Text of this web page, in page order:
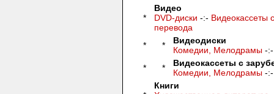
*
Видео
DVD-диски -:- Видеокассеты
перевода
*
*
Видеодиски
Комедии, Мелодрамы -
*
*
Видеокассеты с
Комедии, Мелодрамы -
Книги